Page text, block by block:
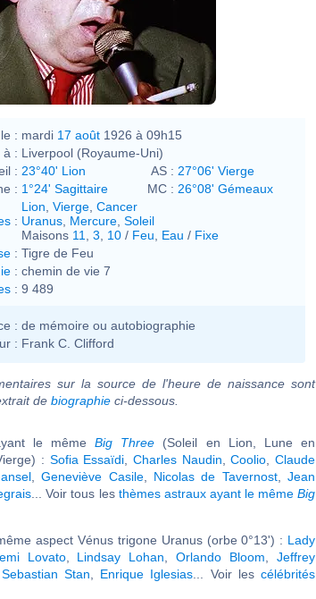
: mardi 17 août 1926 à 09h15
à : Liverpool (Royaume-Uni)
: 23°40' Lion AS : 27°06' Vierge
: 1°24' Sagittaire MC : 26°08' Gémeaux
:
Lion Vierge Cancer
Uranus Mercure Soleil
Maisons 11 3 10 / Feu Eau / Fixe
: Tigre de Feu
: chemin de vie 7
: 9 489
: de mémoire ou autobiographie
: Frank C. Clifford
sur la source de l'heure de naissance sont
de biographie ci-dessous.
le même Big Three (Soleil en Lion, Lune en
: Sofia Essaïdi Charles Naudin ,Coolio ,Claude
,Geneviève Casile, Nicolas de Tavernost, Jean
... Voir tous les thèmes astraux ayant le mêmeBig
aspect Vénus trigone Uranus (orbe 0°13') : Lady
Lovato, Lindsay Lohan ,Orlando Bloom ,Jeffrey
Sebastian Stan Enrique Iglesias ... Voir lescélébrités